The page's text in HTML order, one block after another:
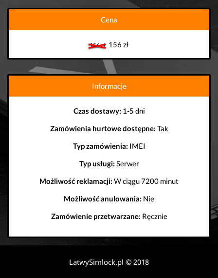
Cena
156 zł156 zł
Informacje
Czas dostawy: 1-5 dni
Zamówienia hurtowe dostępne: Tak
Typ zamówienia: IMEI
Typ usługi: Serwer
Możliwość reklamacji: W ciągu 7200 minut
Możliwość anulowania: Nie
Zamówienie przetwarzane: Ręcznie
LatwySimlock.pl © 2018